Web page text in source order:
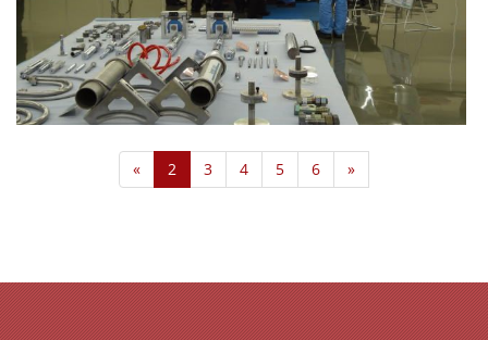
（2012年11月）
群馬県庁ご一行様来社
（2012年11月）
« 2 3 4 5 6 »